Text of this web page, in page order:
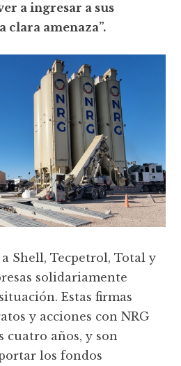
a ingresar a sus
clara amenaza”.
Shell, Tecpetrol, Total y
solidariamente
Estas firmas
y acciones con NRG
años, y son
los fondos